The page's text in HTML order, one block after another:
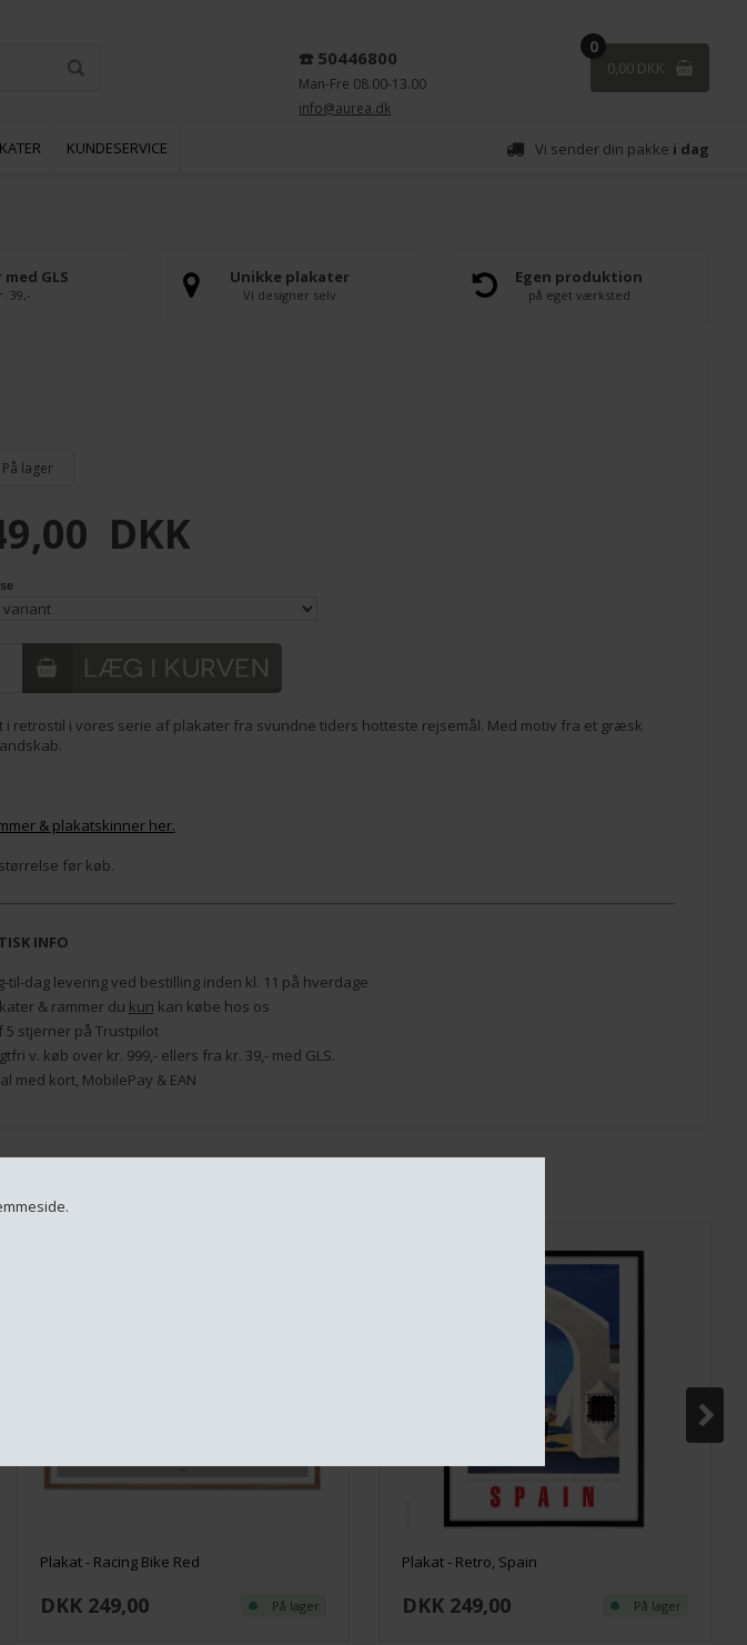
0
0,00 DKK
☎️ 50446800
Man-Fre 08.00-13.00
info@aurea.dk
Vi sender din pakke i dag
KUNDESERVICE
GLS
39,-
Unikke plakater
Vi designer selv
Egen produktion
på eget værksted
På lager
DKK
i retrostil i vores serie af plakater fra svundne tiders hotteste rejsemål. Med motiv fra et græsk
& plakatskinner her.
før køb.
INFO
til-dag levering ved bestilling inden kl. 11 på hverdage
& rammer du kun kan købe hos os
5 stjerner på Trustpilot
v. køb over kr. 999,- ellers fra kr. 39,- med GLS.
med kort, MobilePay & EAN
Plakat - Racing Bike Red
DKK 249,00 På lager
Plakat - Retro, Spain
DKK 249,00 På lager